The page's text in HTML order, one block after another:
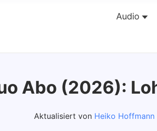
Audio
Abo (2026):
Aktualisiert von Heiko Hoffmann